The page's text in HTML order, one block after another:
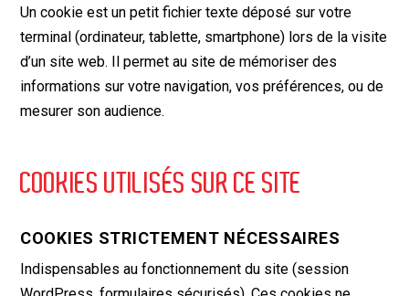
Un cookie est un petit fichier texte déposé sur votre
terminal (ordinateur, tablette, smartphone) lors de la visite
d’un site web. Il permet au site de mémoriser des
informations sur votre navigation, vos préférences, ou de
mesurer son audience.
COOKIES UTILISÉS SUR CE SITE
COOKIES STRICTEMENT NÉCESSAIRES
Indispensables au fonctionnement du site (session